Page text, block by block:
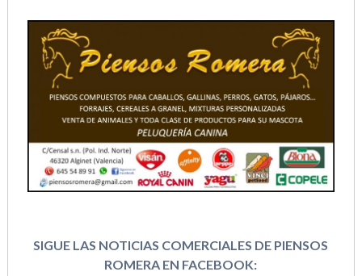
SIGUE LAS NOTICIAS COMERCIALES DE PIENSOS
ROMERA EN FACEBOOK: